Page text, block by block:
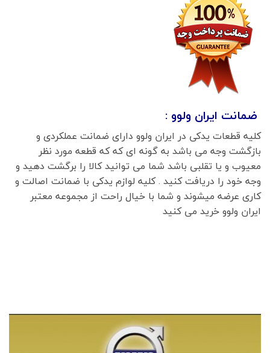
ضمانت ایران ولوو :
کلیه قطعات یدکی در ایران ولوو دارای ضمانت عملکردی و
بازگشت وجه می باشد به گونه ای که که قطعه مورد نظر
معیوب و یا تقلبی باشد شما می توانید کالا را برگشت دهید و
وجه خود را دریافت کنید . کلیه لوازم یدکی با ضمانت اصالت و
کاری عرضه میشوند و شما با خیال راحت از مجموعه معتبر
ایران ولوو خرید می کنید